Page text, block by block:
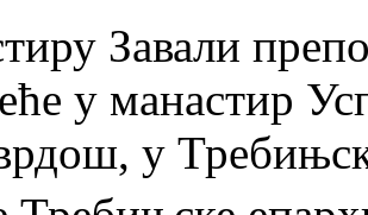
Завали
у манастир
у